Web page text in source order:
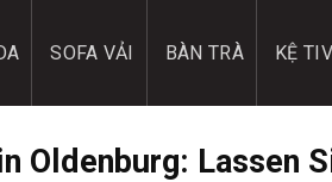
SOFA VẢI BÀN TRÀ KỆ
Oldenburg: Lassen